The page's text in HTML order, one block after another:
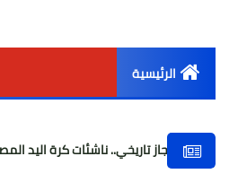
الرئيسية
تاريخي.. ناشئات كرة اليد المصرية يكتبن